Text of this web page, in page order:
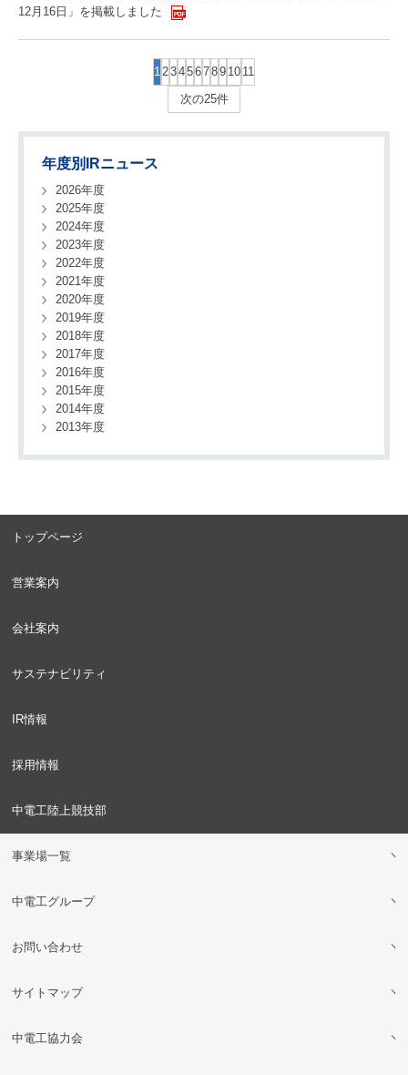
12月16日」を掲載しました
123456789 10 11
次の25件
年度別IRニュース
2026年度
2025年度
2024年度
2023年度
2022年度
2021年度
2020年度
2019年度
2018年度
2017年度
2016年度
2015年度
2014年度
2013年度
トップページ
営業案内
会社案内
サステナビリティ
IR情報
採用情報
中電工陸上競技部
事業場一覧
中電工グループ
お問い合わせ
サイトマップ
中電工協力会